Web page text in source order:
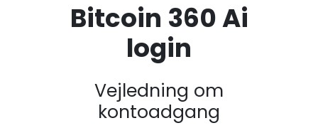
Bitcoin 360 Ai
login
Vejledning om
kontoadgang